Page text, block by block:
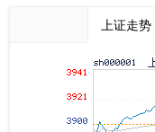
上证走势